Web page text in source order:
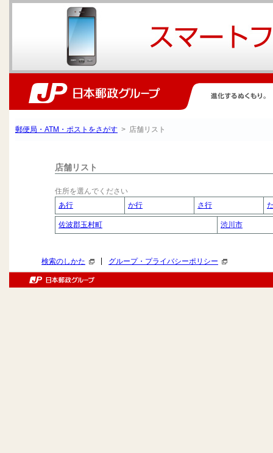
郵便局・ATM・ポストをさがす > 店舗リスト
店舗リスト
住所を選んでください
あ行
か行 さ行
佐波郡玉村町 渋川市
検索のしかた グループ・プライバシーポリシー